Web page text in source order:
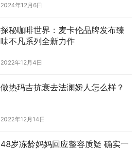
2024年12月6日
探秘咖啡世界：麦卡伦品牌发布臻
味不凡系列全新力作
2022年12月4日
做热玛吉抗衰去法澜娇人怎么样？
2022年12月14日
48岁冻龄妈妈回应整容质疑 确实一